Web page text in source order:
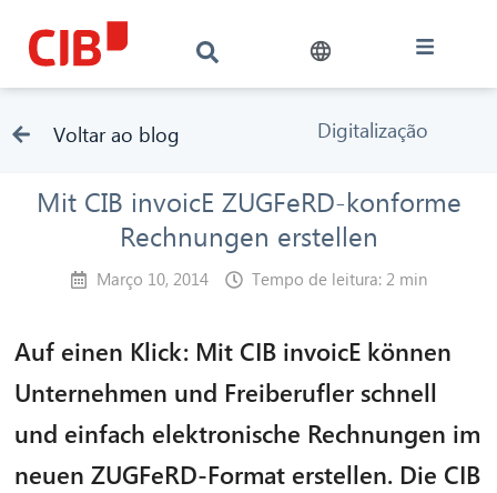
Voltar ao blog Digitalização
Mit CIB invoicE ZUGFeRD-konforme
Rechnungen erstellen
Março 10, 2014 Tempo de leitura: 2 min
Auf einen Klick: Mit CIB invoicE können
Unternehmen und Freiberufler schnell
und einfach elektronische Rechnungen im
neuen ZUGFeRD-Format erstellen. Die CIB